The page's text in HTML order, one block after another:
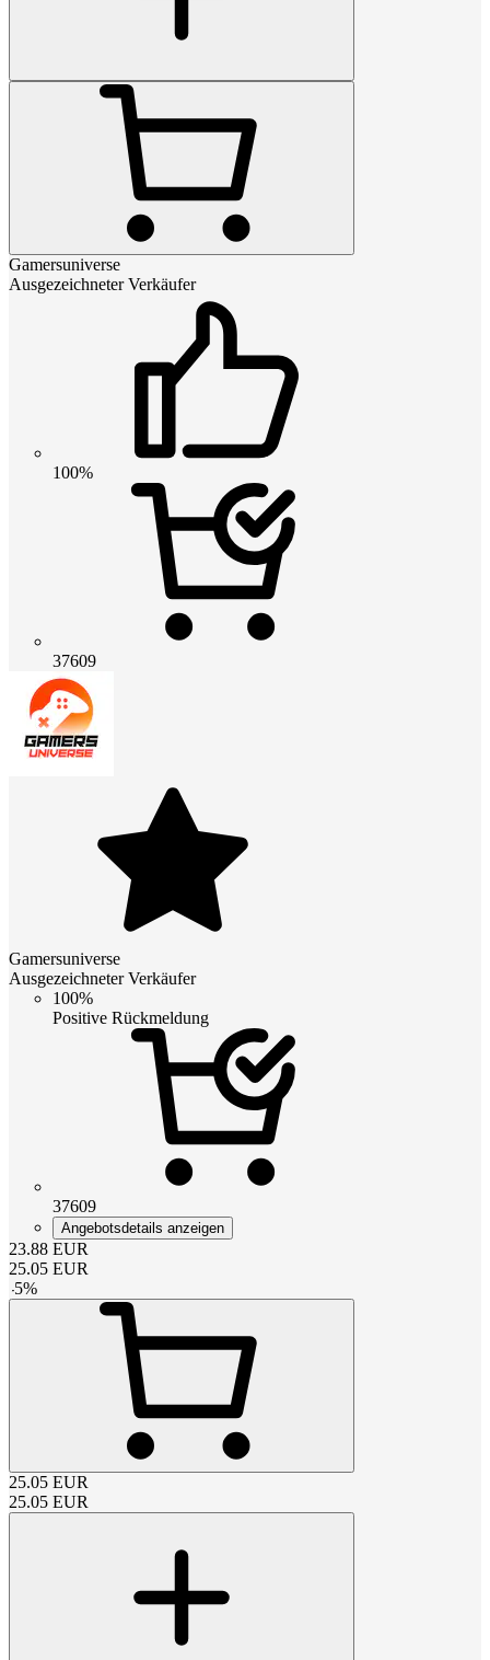
Gamersuniverse
Ausgezeichneter Verkäufer
100%
37609
Gamersuniverse
Ausgezeichneter Verkäufer
100%
Positive Rückmeldung
37609
Angebotsdetails anzeigen
23.88 EUR
25.05 EUR
-5%
25.05 EUR
25.05 EUR